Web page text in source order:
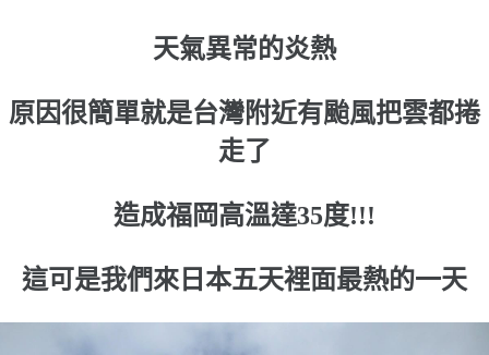
天氣異常的炎熱
原因很簡單就是台灣附近有颱風把雲都捲
走了
造成福岡高溫達35度!!!
這可是我們來日本五天裡面最熱的一天